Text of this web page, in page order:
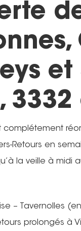
complétement
Retours en
la veille à midi
– Tavernolles
prolongés à